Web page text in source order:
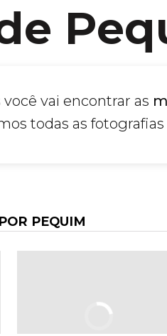
vai encontrar as
todas as
PEQUIM